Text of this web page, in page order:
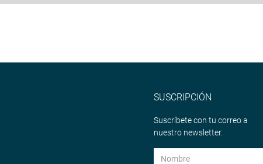
SUSCRIPCIÓN
Suscríbete con tu correo a
nuestro newsletter.